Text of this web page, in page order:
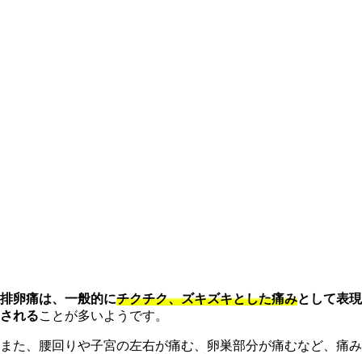
排卵痛は、一般的にチクチク、ズキズキとした痛みとして表現
されることが多いようです。
また、腰回りや子宮の左右が痛む、卵巣部分が痛むなど、痛み